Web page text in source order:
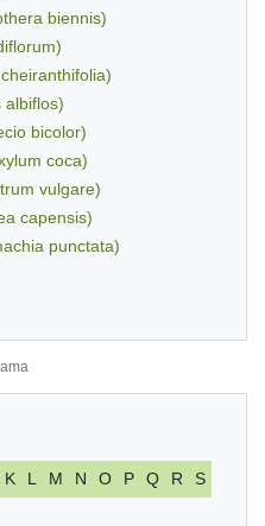
biennis)
albiflos)
bicolor)
coca)
vulgare)
capensis)
punctata)
K L M N O P Q R
S